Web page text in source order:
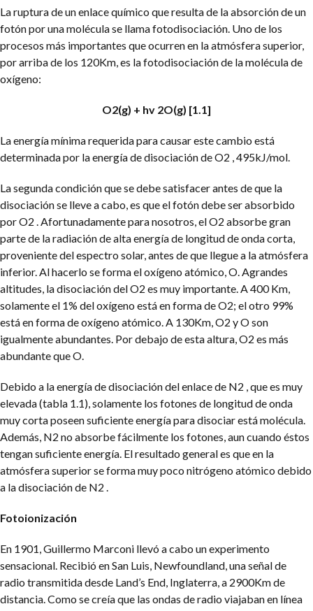
La ruptura de un enlace químico que resulta de la absorción de un
fotón por una molécula se llama fotodisociación. Uno de los
procesos más importantes que ocurren en la atmósfera superior,
por arriba de los 120Km, es la fotodisociación de la molécula de
oxígeno:
O2(g) + hv 2O(g) [1.1]
La energía mínima requerida para causar este cambio está
determinada por la energía de disociación de O2 , 495kJ/mol.
La segunda condición que se debe satisfacer antes de que la
disociación se lleve a cabo, es que el fotón debe ser absorbido
por O2 . Afortunadamente para nosotros, el O2 absorbe gran
parte de la radiación de alta energía de longitud de onda corta,
proveniente del espectro solar, antes de que llegue a la atmósfera
inferior. Al hacerlo se forma el oxígeno atómico, O. Agrandes
altitudes, la disociación del O2 es muy importante. A 400 Km,
solamente el 1% del oxígeno está en forma de O2; el otro 99%
está en forma de oxígeno atómico. A 130Km, O2 y O son
igualmente abundantes. Por debajo de esta altura, O2 es más
abundante que O.
Debido a la energía de disociación del enlace de N2 , que es muy
elevada (tabla 1.1), solamente los fotones de longitud de onda
muy corta poseen suficiente energía para disociar está molécula.
Además, N2 no absorbe fácilmente los fotones, aun cuando éstos
tengan suficiente energía. El resultado general es que en la
atmósfera superior se forma muy poco nitrógeno atómico debido
a la disociación de N2 .
Fotoionización
En 1901, Guillermo Marconi llevó a cabo un experimento
sensacional. Recibió en San Luis, Newfoundland, una señal de
radio transmitida desde Land’s End, Inglaterra, a 2900Km de
distancia. Como se creía que las ondas de radio viajaban en línea